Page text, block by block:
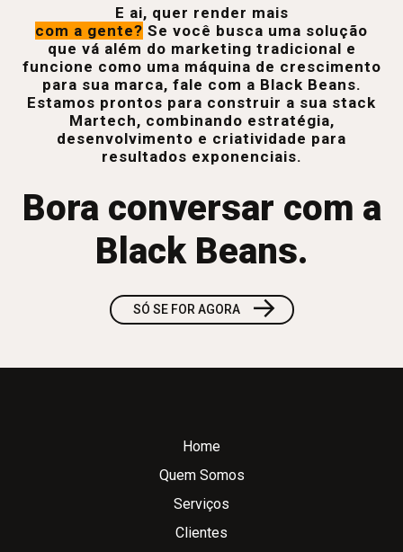
E ai, quer render mais
com a gente? Se você busca uma solução
que vá além do marketing tradicional e
funcione como uma máquina de crescimento
para sua marca, fale com a Black Beans.
Estamos prontos para construir a sua stack
Martech, combinando estratégia,
desenvolvimento e criatividade para
resultados exponenciais.
Bora conversar com a
Black Beans.
SÓ SE FOR AGORA →
Home
Quem Somos
Serviços
Clientes